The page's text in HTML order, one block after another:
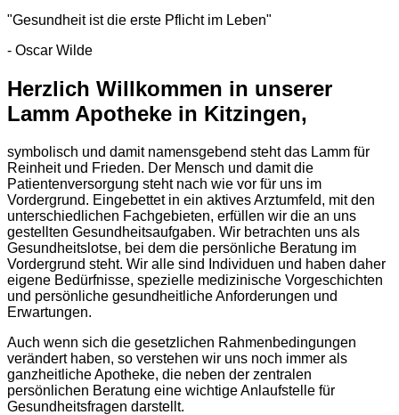
"Gesundheit ist die erste Pflicht im Leben"
- Oscar Wilde
Herzlich Willkommen in unserer
Lamm Apotheke in Kitzingen,
symbolisch und damit namensgebend steht das Lamm für
Reinheit und Frieden. Der Mensch und damit die
Patientenversorgung steht nach wie vor für uns im
Vordergrund. Eingebettet in ein aktives Arztumfeld, mit den
unterschiedlichen Fachgebieten, erfüllen wir die an uns
gestellten Gesundheitsaufgaben. Wir betrachten uns als
Gesundheitslotse, bei dem die persönliche Beratung im
Vordergrund steht. Wir alle sind Individuen und haben daher
eigene Bedürfnisse, spezielle medizinische Vorgeschichten
und persönliche gesundheitliche Anforderungen und
Erwartungen.
Auch wenn sich die gesetzlichen Rahmenbedingungen
verändert haben, so verstehen wir uns noch immer als
ganzheitliche Apotheke, die neben der zentralen
persönlichen Beratung eine wichtige Anlaufstelle für
Gesundheitsfragen darstellt.